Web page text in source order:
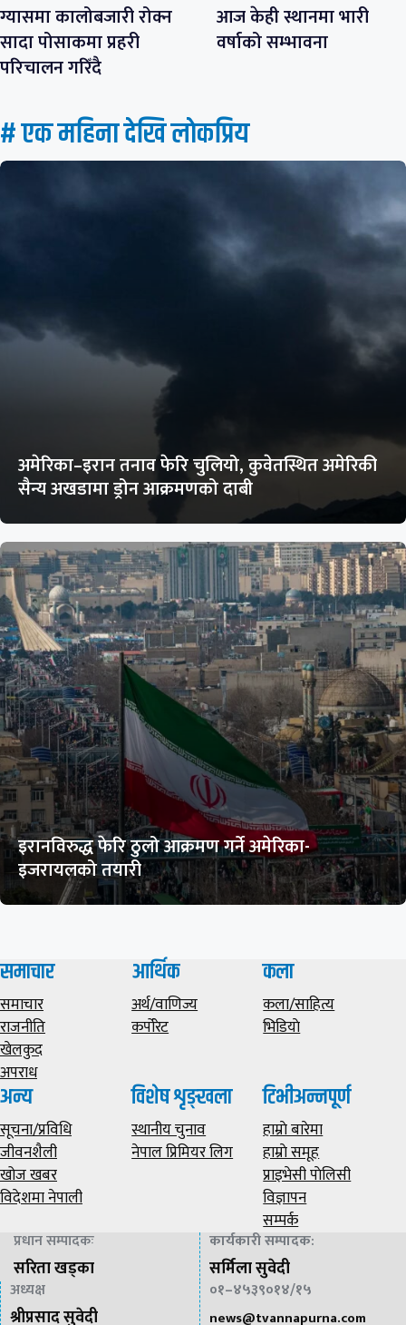
ग्यासमा कालोबजारी रोक्न
सादा पोसाकमा प्रहरी
परिचालन गरिँदै
आज केही स्थानमा भारी
वर्षाको सम्भावना
# एक महिना देखि लाेकप्रिय
अमेरिका–इरान तनाव फेरि चुलियो, कुवेतस्थित अमेरिकी
सैन्य अखडामा ड्रोन आक्रमणको दाबी
इरानविरुद्ध फेरि ठुलो आक्रमण गर्ने अमेरिका-
इजरायलको तयारी
समाचार
समाचार
राजनीति
खेलकुद
अपराध
आर्थिक
अर्थ/वाणिज्य
कर्पोरेट
कला
कला/साहित्य
भिडियाे
अन्य
सूचना/प्रविधि
जीवनशैली
खोज खबर
विदेशमा नेपाली
विशेष शृङ्खला
स्थानीय चुनाव
नेपाल प्रिमियर लिग
टिभीअन्नपूर्ण
हाम्राे बारेमा
हाम्राे समूह
प्राइभेसी पाेलिसी
विज्ञापन
सम्पर्क
प्रधान सम्पादकः
सरिता खड्का
कार्यकारी सम्पादक:
सर्मिला सुवेदी
अध्यक्ष
श्रीप्रसाद सुवेदी
०१–४५३९०१४/१५
news@tvannapurna.com